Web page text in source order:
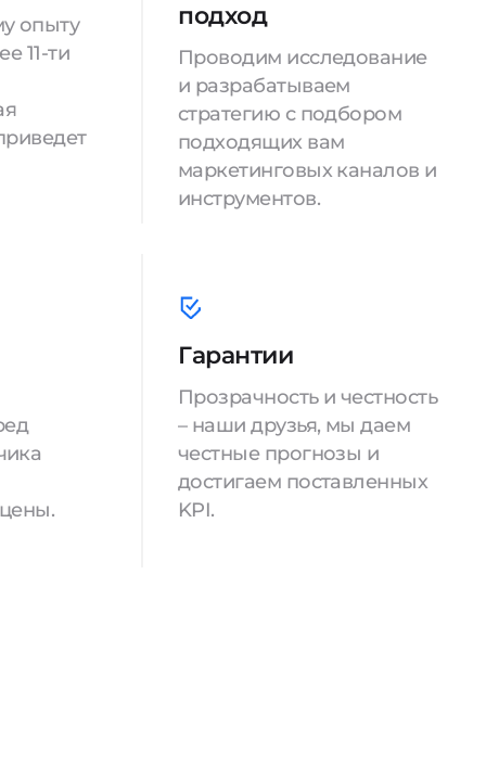
опыту
11-ти
подход
Проводим исследование
и разрабатываем
стратегию с подбором
подходящих вам
маркетинговых каналов и
инструментов.
Гарантии
Прозрачность и честность
– наши друзья, мы даем
честные прогнозы и
достигаем поставленных
KPI.